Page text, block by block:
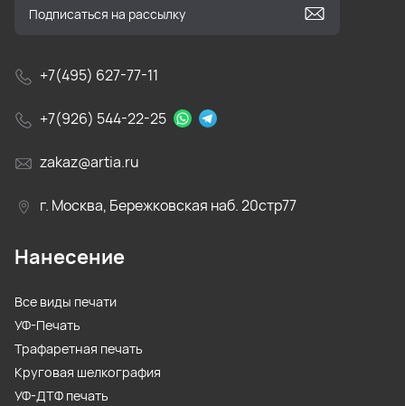
+7(495) 627-77-11
+7(926) 544-22-25
zakaz@artia.ru
г. Москва, Бережковская наб. 20стр77
Нанесение
Все виды печати
УФ-Печать
Трафаретная печать
Круговая шелкография
УФ-ДТФ печать